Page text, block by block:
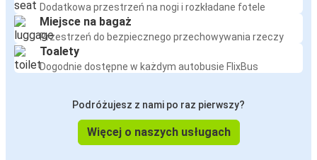
Dodatkowa przestrzeń na nogi i rozkładane fotele
Miejsce na bagaż
Przestrzeń do bezpiecznego przechowywania rzeczy
Toalety
Dogodnie dostępne w każdym autobusie FlixBus
Podróżujesz z nami po raz pierwszy?
Więcej o naszych usługach